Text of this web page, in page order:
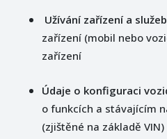
Užívání zařízení a služeb
zařízení (mobil nebo
zařízení
Údaje o konfiguraci
o funkcích a stávajícím
(zjištěné na základě VIN)